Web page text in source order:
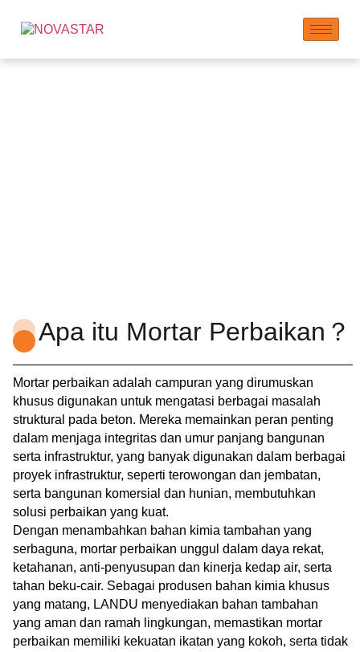
Apa itu Mortar Perbaikan？
Mortar perbaikan adalah campuran yang dirumuskan
khusus digunakan untuk mengatasi berbagai masalah
struktural pada beton. Mereka memainkan peran penting
dalam menjaga integritas dan umur panjang bangunan
serta infrastruktur, yang banyak digunakan dalam berbagai
proyek infrastruktur, seperti terowongan dan jembatan,
serta bangunan komersial dan hunian, membutuhkan
solusi perbaikan yang kuat.
Dengan menambahkan bahan kimia tambahan yang
serbaguna, mortar perbaikan unggul dalam daya rekat,
ketahanan, anti-penyusupan dan kinerja kedap air, serta
tahan beku-cair. Sebagai produsen bahan kimia khusus
yang matang, LANDU menyediakan bahan tambahan
yang aman dan ramah lingkungan, memastikan mortar
perbaikan memiliki kekuatan ikatan yang kokoh, serta tidak